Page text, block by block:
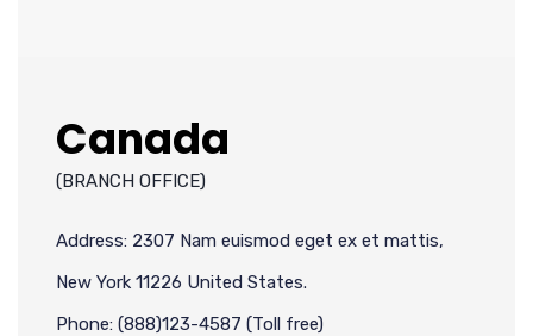
Canada
(BRANCH OFFICE)
Address: 2307 Nam euismod eget ex et mattis,
New York 11226 United States.
Phone: (888)123-4587 (Toll free)